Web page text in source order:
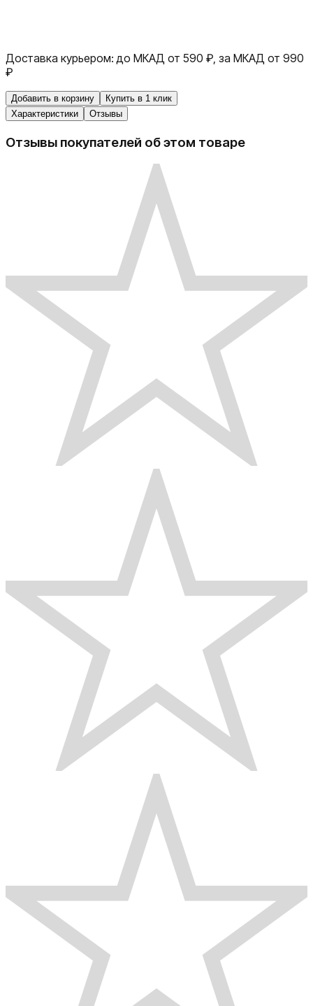
Доставка курьером: до МКАД от 590 ₽, за МКАД от 990
₽
Добавить в корзину
Купить в 1 клик
Характеристики
Отзывы
Отзывы покупателей об этом товаре